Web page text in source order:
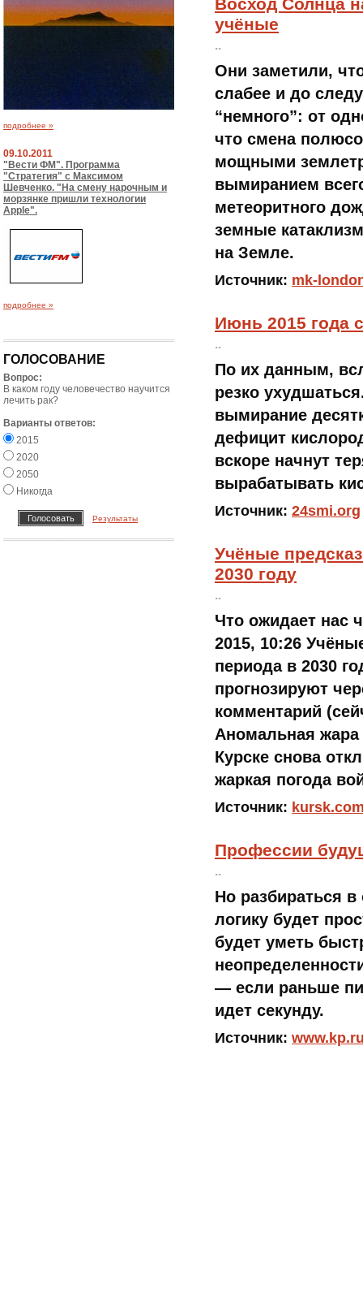
подробнее »
09.10.2011
"Вести ФМ". Программа
"Стратегия" с Максимом
Шевченко. "На смену нарочным и
морзянке пришли технологии
Apple".
подробнее »
ГОЛОСОВАНИЕ
Вопрос:
В каком году человечество научится
лечить рак?
Варианты ответов:
2015
2020
2050
Никогда
Результаты
Восход Солнца
учёные
..
Они заметили,
слабее и до
“немного”: от
что смена
мощными
вымиранием
метеоритного
земные
на Земле.
Источник: mk-
Июнь 2015 года
..
По их данным,
резко
вымирание
дефицит
вскоре начнут
вырабатывать
Источник: 24smi.org
Учёные
2030 году
..
Что ожидает нас
2015, 10:26
периода в 2030
прогнозируют
комментарий
Аномальная жара
Курске снова
жаркая погода
Источник:
Профессии
..
Но разбираться
логику будет
будет уметь
— если раньше
идет секунду.
Источник: